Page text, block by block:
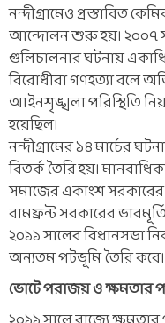
নন্দীগ্রামেও প্রস্তাবিত
আন্দোলন শুরু হয়। ২০০৭
গুলিচালনার ঘটনায়
বিরোধীরা গণহত্যা বলে
আইনশৃঙ্খলা পরিস্থিতি
হয়েছিল।
নন্দীগ্রামের ১৪ মার্চের
বিতর্ক তৈরি হয়।
সমাজের একাংশ সরকারের
বামফ্রন্ট সরকারের
২০১১ সালের বিধানসভা
অন্যতম পটভূমি তৈরি করে।
ভোটে পরাজয় ও ক্ষমতার